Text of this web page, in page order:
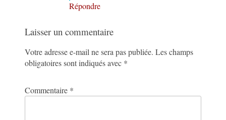
Répondre
Laisser un commentaire
Votre adresse e-mail ne sera pas publiée. Les champs
obligatoires sont indiqués avec *
Commentaire *